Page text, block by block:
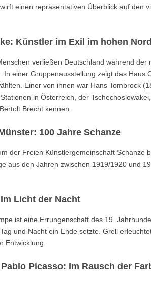
einen repräsentativen Überblick auf den
Künstler im Exil im hohen
verließen Deutschland während
In einer Gruppenausstellung zeigt das
Einer von ihnen war Hans Tombrock
in Österreich, der
Brecht kennen.
100 Jahre Schanze
der Freien Künstlergemeinschaft
aus den Jahren zwischen 1919/1920 und
Licht der Nacht
ist eine Errungenschaft des 19.
und Nacht ein Ende setzte. Grell
Entwicklung.
Picasso: Im Rausch der